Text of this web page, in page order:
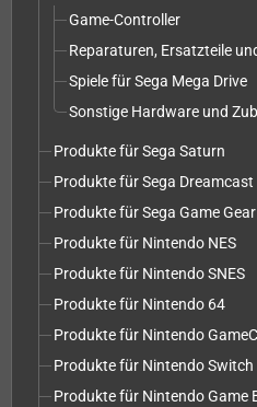
Game-Controller
Reparaturen, Ersatzteile
Spiele für Sega Mega Drive
Sonstige Hardware und
Produkte für Sega Saturn
Produkte für Sega Dreamcast
Produkte für Sega Game Gear
Produkte für Nintendo NES
Produkte für Nintendo SNES
Produkte für Nintendo 64
Produkte für Nintendo
Produkte für Nintendo Switch
Produkte für Nintendo Game